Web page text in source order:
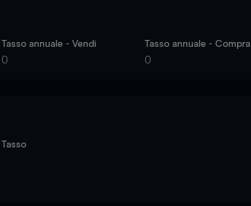
Tasso annuale - Vendi
0
Tasso annuale - Compra
0
Tasso